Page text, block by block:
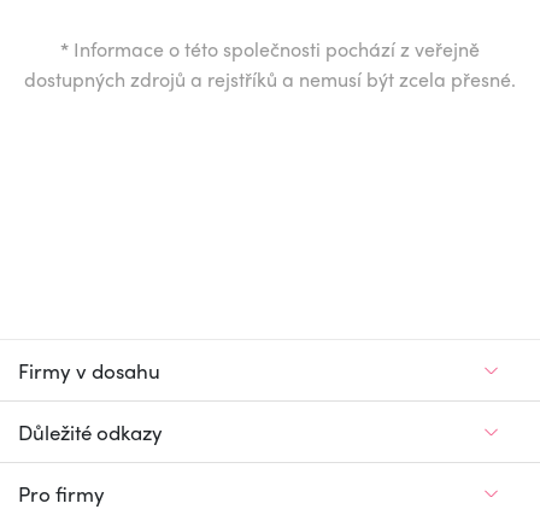
* Informace o této společnosti pochází z veřejně
dostupných zdrojů a rejstříků a nemusí být zcela přesné.
Firmy v dosahu
Důležité odkazy
Pro firmy